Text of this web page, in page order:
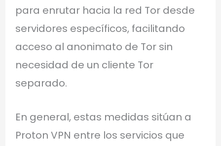
para enrutar hacia la red Tor desde
servidores específicos, facilitando
acceso al anonimato de Tor sin
necesidad de un cliente Tor
separado.
En general, estas medidas sitúan a
Proton VPN entre los servicios que